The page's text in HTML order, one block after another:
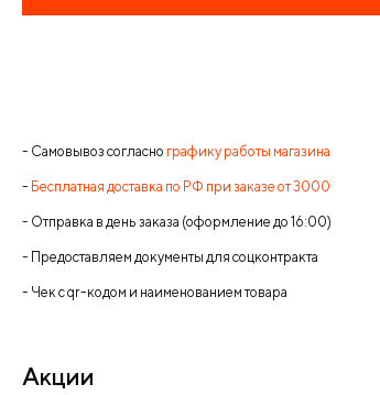
- Самовывоз согласно графику работы магазина
- Бесплатная доставка по РФ при заказе от 3000
- Отправка в день заказа (оформление до 16:00)
- Предоставляем документы для соцконтракта
- Чек с qr-кодом и наименованием товара
Акции